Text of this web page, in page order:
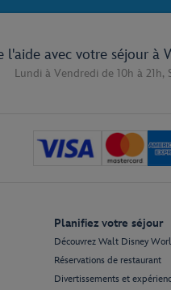
l'aide avec votre séjour à
Lundi à Vendredi de 10h à 21h,
Planifiez votre séjour
Découvrez Walt Disney
Réservations de restaurant
Divertissements et